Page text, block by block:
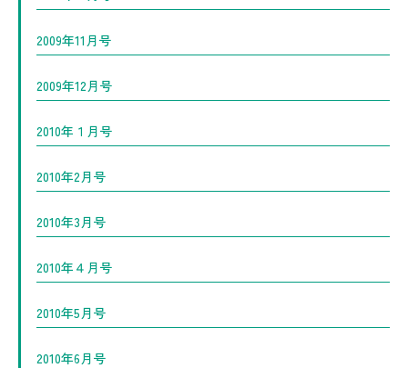
2009年11月号
2009年12月号
2010年１月号
2010年2月号
2010年3月号
2010年４月号
2010年5月号
2010年6月号